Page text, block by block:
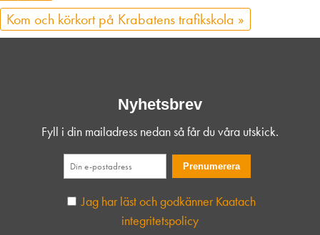
Kom och körkort på Krabatens trafikskola »
Nyhetsbrev
Fyll i din mailadress nedan så får du våra utskick.
Jag har läst och godkänner Kaatach
integritetspolicy